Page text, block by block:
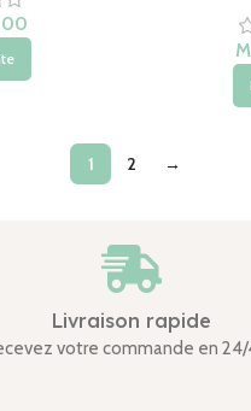
1 2 →
Livraison rapide
votre commande en 24/